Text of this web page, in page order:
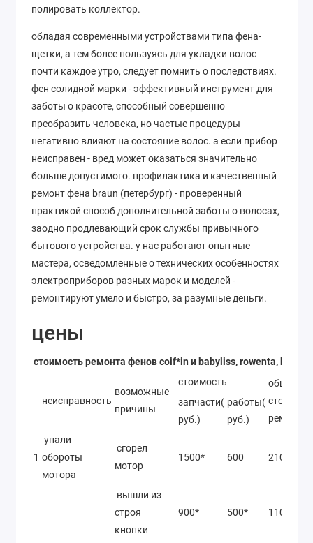
полировать коллектор.
обладая современными устройствами типа фена-
щетки, а тем более пользуясь для укладки волос
почти каждое утро, следует помнить о последствиях.
фен солидной марки - эффективный инструмент для
заботы о красоте, способный совершенно
преобразить человека, но частые процедуры
негативно влияют на состояние волос. а если прибор
неисправен - вред может оказаться значительно
больше допустимого. профилактика и качественный
ремонт фена braun (петербург) - проверенный
практикой способ дополнительной заботы о волосах,
заодно продлевающий срок службы привычного
бытового устройства. у нас работают опытные
мастера, осведомленные о технических особенностях
электроприборов разных марок и моделей -
ремонтируют умело и быстро, за разумные деньги.
цены
стоимость ремонта фенов coif*in и babyliss, rowenta, braun
неисправность
возможные
причины
стоимость
общая
ремонта
запчасти(
руб.)
работы(
руб.)
1
упали
обороты
мотора
сгорел
мотор
1500* 600 2100*
вышли из
строя
кнопки
900* 500* 1100*